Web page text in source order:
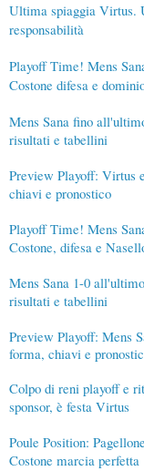
Ultima spiaggia Virtus.
responsabilità
Playoff Time! Mens
Costone difesa e
Mens Sana fino
risultati e tabellini
Preview Playoff: Virtus
chiavi e pronostico
Playoff Time! Mens
Costone, difesa e
Mens Sana 1-0
risultati e tabellini
Preview Playoff: Mens
forma, chiavi e
Colpo di reni playoff e
sponsor, è festa Virtus
Poule Position:
Costone marcia perfetta